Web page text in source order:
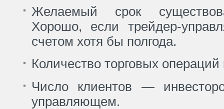
Желаемый срок
Хорошо, если трейдер-
счетом хотя бы полгода.
Количество торговых
Число клиентов —
управляющем.